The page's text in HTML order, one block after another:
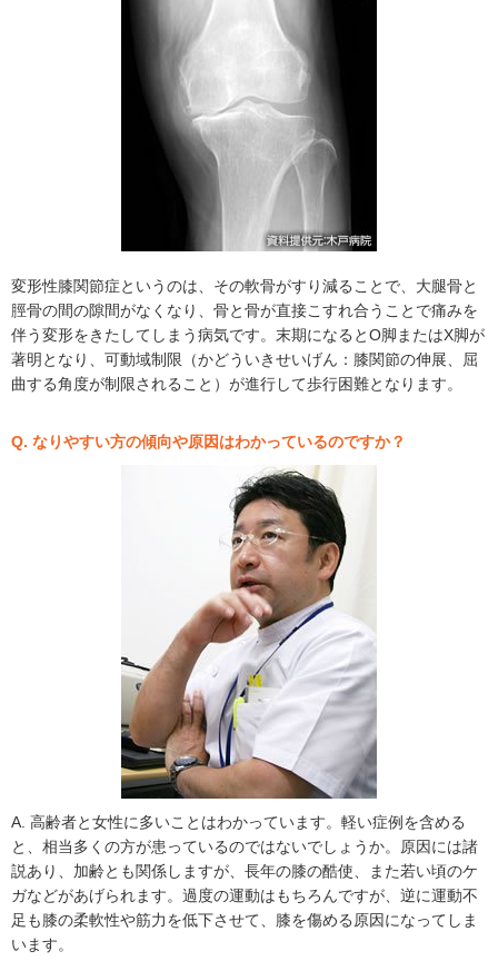
変形性膝関節症というのは、その軟骨がすり減ることで、大腿骨と
脛骨の間の隙間がなくなり、骨と骨が直接こすれ合うことで痛みを
伴う変形をきたしてしまう病気です。末期になるとO脚またはX脚が
著明となり、可動域制限（かどういきせいげん：膝関節の伸展、屈
曲する角度が制限されること）が進行して歩行困難となります。
Q. なりやすい方の傾向や原因はわかっているのですか？
A. 高齢者と女性に多いことはわかっています。軽い症例を含める
と、相当多くの方が患っているのではないでしょうか。原因には諸
説あり、加齢とも関係しますが、長年の膝の酷使、また若い頃のケ
ガなどがあげられます。過度の運動はもちろんですが、逆に運動不
足も膝の柔軟性や筋力を低下させて、膝を傷める原因になってしま
います。